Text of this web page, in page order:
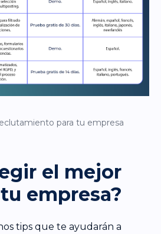
para tu empresa
el mejor
empresa?
tips que te ayudarán a